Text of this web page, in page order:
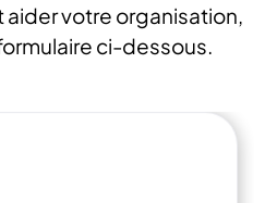
votre organisation,
ci-dessous.